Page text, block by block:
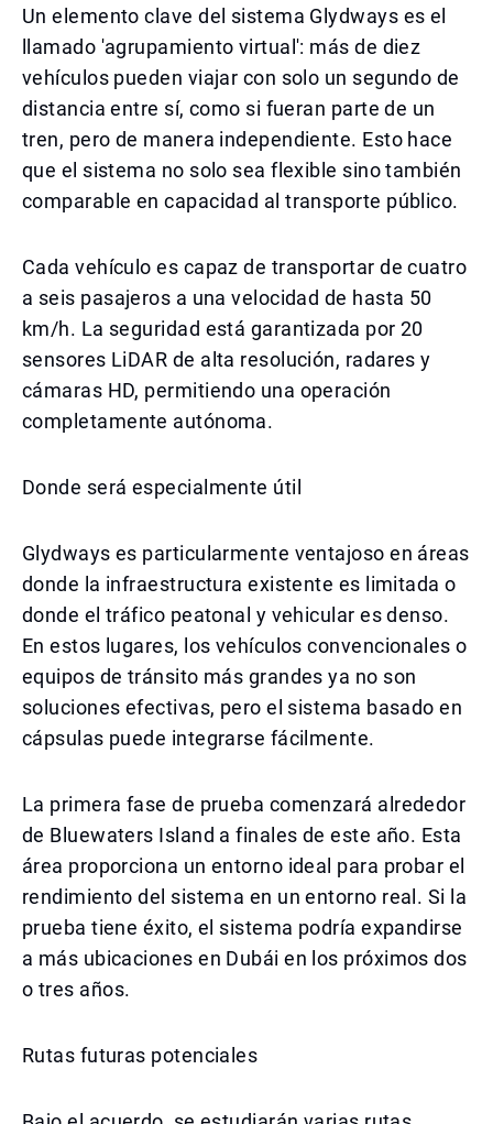
Un elemento clave del sistema Glydways es el
llamado 'agrupamiento virtual': más de diez
vehículos pueden viajar con solo un segundo de
distancia entre sí, como si fueran parte de un
tren, pero de manera independiente. Esto hace
que el sistema no solo sea flexible sino también
comparable en capacidad al transporte público.
Cada vehículo es capaz de transportar de cuatro
a seis pasajeros a una velocidad de hasta 50
km/h. La seguridad está garantizada por 20
sensores LiDAR de alta resolución, radares y
cámaras HD, permitiendo una operación
completamente autónoma.
Donde será especialmente útil
Glydways es particularmente ventajoso en áreas
donde la infraestructura existente es limitada o
donde el tráfico peatonal y vehicular es denso.
En estos lugares, los vehículos convencionales o
equipos de tránsito más grandes ya no son
soluciones efectivas, pero el sistema basado en
cápsulas puede integrarse fácilmente.
La primera fase de prueba comenzará alrededor
de Bluewaters Island a finales de este año. Esta
área proporciona un entorno ideal para probar el
rendimiento del sistema en un entorno real. Si la
prueba tiene éxito, el sistema podría expandirse
a más ubicaciones en Dubái en los próximos dos
o tres años.
Rutas futuras potenciales